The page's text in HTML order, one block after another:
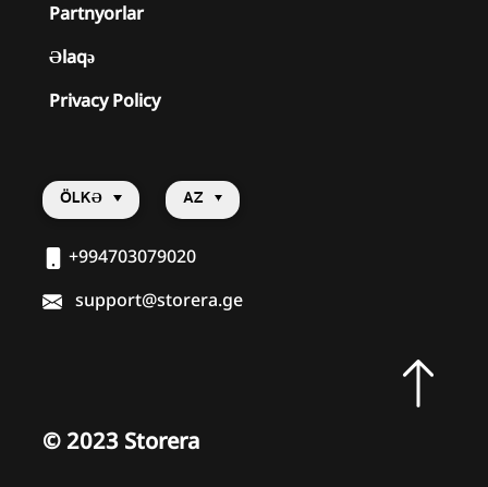
Partnyorlar
Əlaqə
Privacy Policy
ÖLKƏ AZ
+994703079020
support@storera.ge
© 2023 Storera